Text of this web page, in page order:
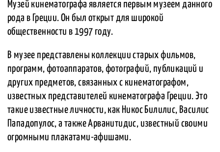
Музей кинематографа является первым музеем данного
рода в Греции. Он был открыт для широкой
общественности в 1997 году.
В музее представлены коллекции старых фильмов,
программ, фотоаппаратов, фотографий, публикаций и
других предметов, связанных с кинематографом,
известных представителей кинематографа Греции. Это
такие известные личности, как Никос Билилис, Василис
Пападопулос, а также Арванитидис, известный своими
огромными плакатами-афишами.